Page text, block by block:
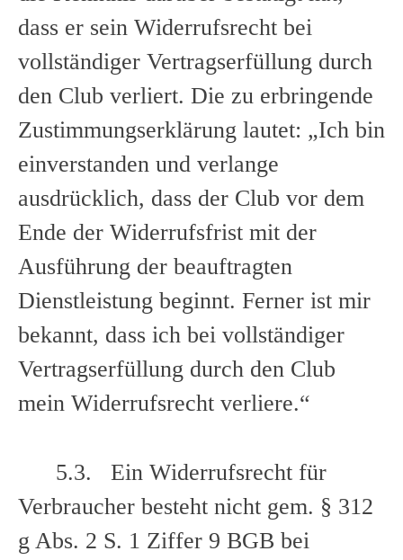
dass er sein Widerrufsrecht bei
vollständiger Vertragserfüllung durch
den Club verliert. Die zu erbringende
Zustimmungserklärung lautet: „Ich bin
einverstanden und verlange
ausdrücklich, dass der Club vor dem
Ende der Widerrufsfrist mit der
Ausführung der beauftragten
Dienstleistung beginnt. Ferner ist mir
bekannt, dass ich bei vollständiger
Vertragserfüllung durch den Club
mein Widerrufsrecht verliere.“
5.3. Ein Widerrufsrecht für
Verbraucher besteht nicht gem. § 312
g Abs. 2 S. 1 Ziffer 9 BGB bei